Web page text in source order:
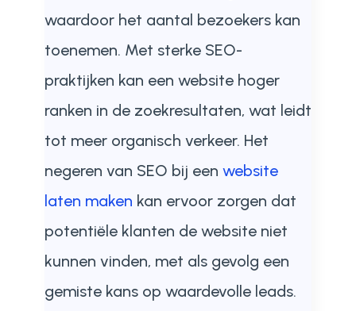
waardoor het aantal bezoekers kan
toenemen. Met sterke SEO-
praktijken kan een website hoger
ranken in de zoekresultaten, wat leidt
tot meer organisch verkeer. Het
negeren van SEO bij een website
laten maken kan ervoor zorgen dat
potentiële klanten de website niet
kunnen vinden, met als gevolg een
gemiste kans op waardevolle leads.